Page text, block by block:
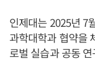
인제대는 2025년 7
과학대학과 협약을
로벌 실습과 공동